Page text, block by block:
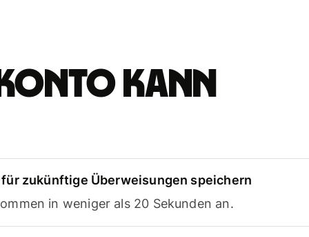
Konto kann
zukünftige Überweisungen speichern
in weniger als 20 Sekunden an.